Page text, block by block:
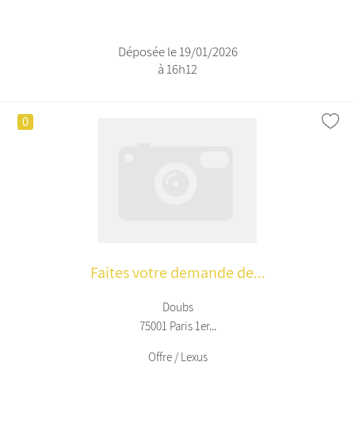
Déposée le 19/01/2026
à 16h12
0
Faites votre demande de...
Doubs
75001 Paris 1er...
Offre / Lexus